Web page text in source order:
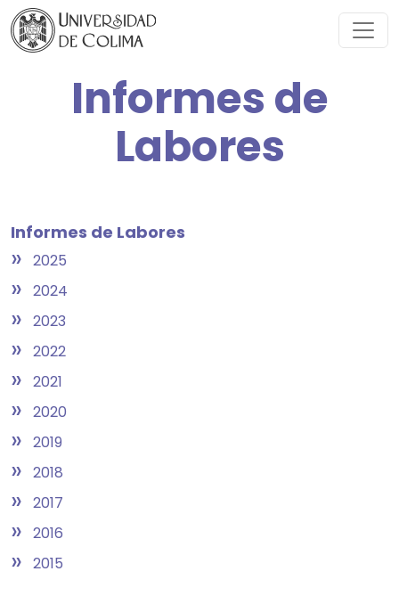
Informes de
Labores
Informes de Labores
» 2025
» 2024
» 2023
» 2022
» 2021
» 2020
» 2019
» 2018
» 2017
» 2016
» 2015